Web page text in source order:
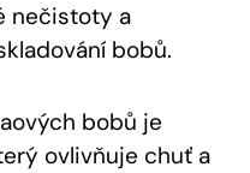
nečistoty a
bobů.
bobů je
ovlivňuje chuť a